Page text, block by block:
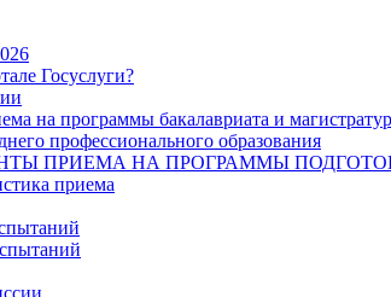
Госуслуги?
на программы бакалавриата и
профессионального образования
ПРИЕМА НА ПРОГРАММЫ
приема